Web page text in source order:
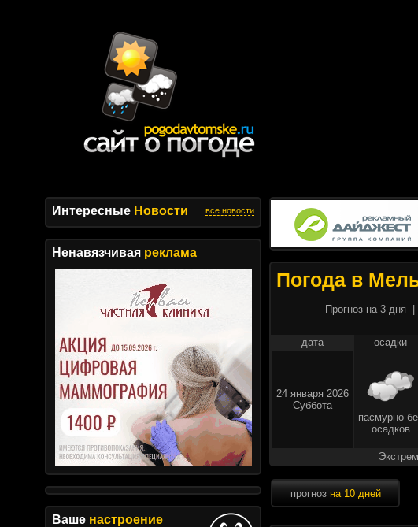
Интересные Новости все новости
Ненавязчивая реклама
Ваше настроение
Погода в
Прогноз на 3 дня
дата осадки
24 января 2026
Суббота
пасмурно
осадков
прогноз на 10 дней